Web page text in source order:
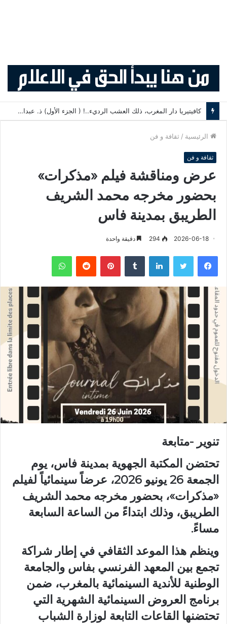
كافيتيريا دار المغرب، ذلك العشب الرديء..! ( الجزء الأول) ذ. عبدالواحد حمزة
الرئيسية / ثقافة و فن
ثقافة و فن
عرض ومناقشة فيلم «مذكرات»
بحضور مخرجه محمد الشريف
الطريبق بمدينة فاس
2026-06-18
294 دقيقة واحدة
فيسبوك لينكدإن بينتيريست
تنوير -متابعة
تحتضن المكتبة الجهوية بمدينة فاس، يوم
الجمعة 26 يونيو 2026، عرضاً سينمائياً لفيلم
«مذكرات»، بحضور مخرجه محمد الشريف
الطريبق، وذلك ابتداءً من الساعة السابعة
مساءً.
وينظم هذا الموعد الثقافي في إطار شراكة
تجمع بين المعهد الفرنسي بفاس والجامعة
الوطنية للأندية السينمائية بالمغرب، ضمن
برنامج العروض السينمائية الشهرية التي
تحتضنها القاعات التابعة لوزارة الشباب